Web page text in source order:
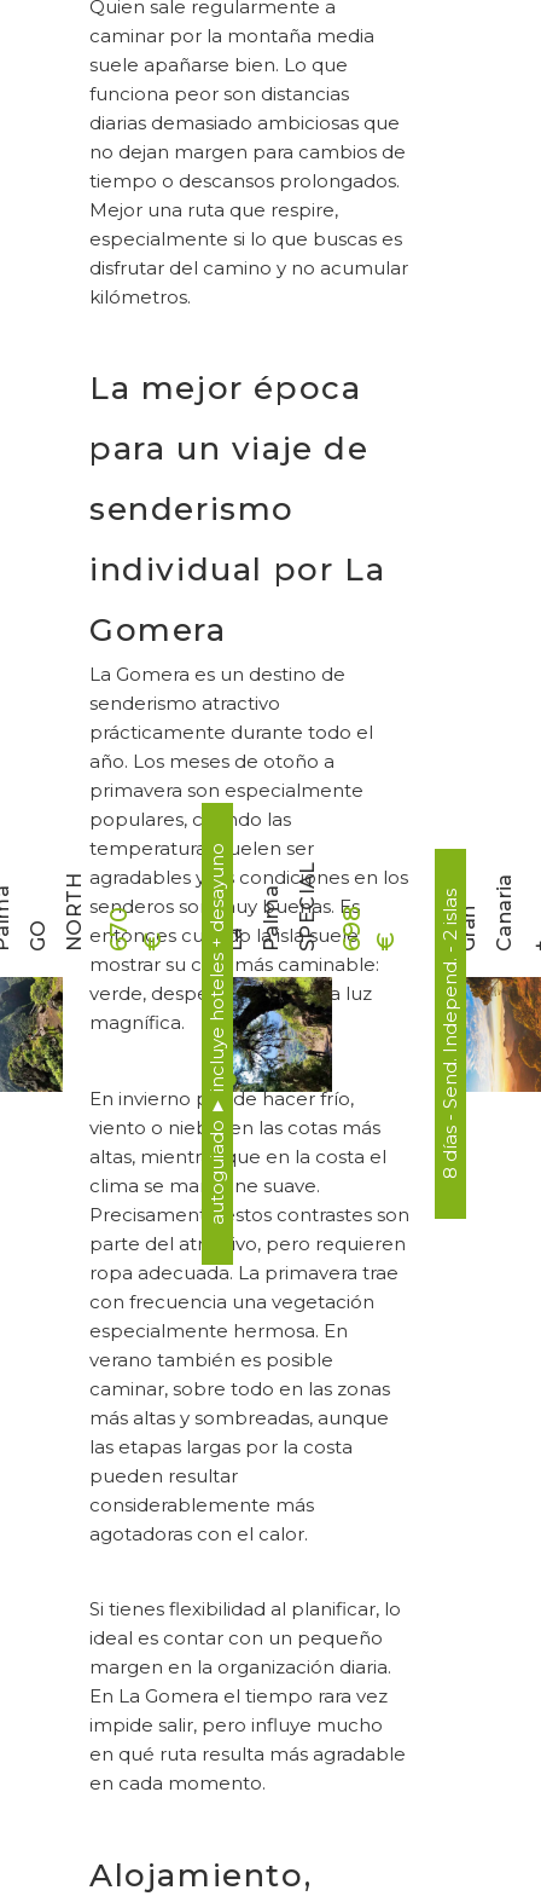
l
O
O H 6
7
0 € autoguiado ► incluye hoteles + desayuno L
a
P
a
l
m a
S
P
E
C
I
A L 6
9
8 € 8 días - Send. Independ. - 2 islasr
a
n
n
a
r a
l
m
Quien sale regularmente a
caminar por la montaña media
suele apañarse bien. Lo que
funciona peor son distancias
diarias demasiado ambiciosas que
no dejan margen para cambios de
tiempo o descansos prolongados.
Mejor una ruta que respire,
especialmente si lo que buscas es
disfrutar del camino y no acumular
kilómetros.
La mejor época
para un viaje de
senderismo
individual por La
Gomera
La Gomera es un destino de
senderismo atractivo
prácticamente durante todo el
año. Los meses de otoño a
primavera son especialmente
populares, cuando las
temperaturas suelen ser
agradables y las condiciones en los
senderos son muy buenas. Es
entonces cuando la isla suele
mostrar su cara más caminable:
verde, despejada y con una luz
magnífica.
En invierno puede hacer frío,
viento o niebla en las cotas más
altas, mientras que en la costa el
clima se mantiene suave.
Precisamente estos contrastes son
parte del atractivo, pero requieren
ropa adecuada. La primavera trae
con frecuencia una vegetación
especialmente hermosa. En
verano también es posible
caminar, sobre todo en las zonas
más altas y sombreadas, aunque
las etapas largas por la costa
pueden resultar
considerablemente más
agotadoras con el calor.
Si tienes flexibilidad al planificar, lo
ideal es contar con un pequeño
margen en la organización diaria.
En La Gomera el tiempo rara vez
impide salir, pero influye mucho
en qué ruta resulta más agradable
en cada momento.
Alojamiento,